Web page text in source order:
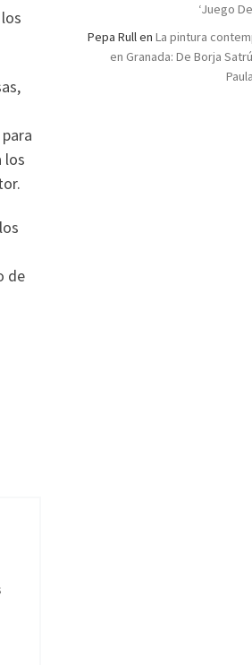
los
de
‘Juego
Pepa Rullen La pintura
en Granada: De Borja